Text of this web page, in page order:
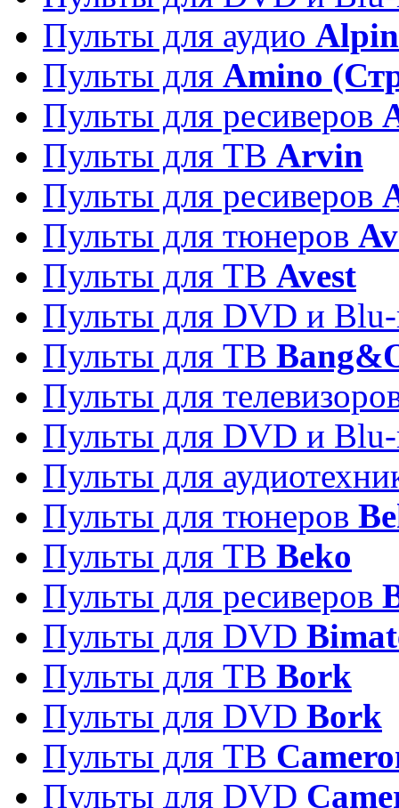
Пульты для аудио
Пульты для Amino
Пульты для ресиверов
Пульты для ТВ Arvin
Пульты для ресиверов
Пульты для тюнеров
Пульты для ТВ Avest
Пульты для DVD и
Пульты для ТВ
Пульты для
Пульты для DVD и
Пульты для
Пульты для тюнеров
Пульты для ТВ Beko
Пульты для ресиверов
Пульты для DVD
Пульты для ТВ Bork
Пульты для DVD Bork
Пульты для ТВ
Пульты для DVD